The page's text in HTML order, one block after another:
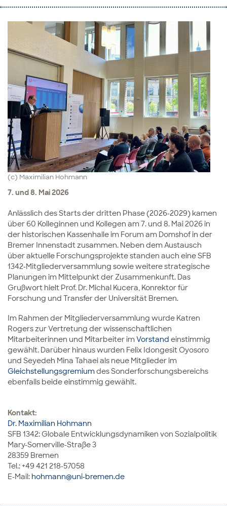
(c) Maximilian Hohmann
7. und 8. Mai 2026
Anlässlich des Starts der dritten Phase (2026-2029) kamen
über 60 Kolleginnen und Kollegen am 7. und 8. Mai 2026 in
der historischen Kassenhalle im Forum am Domshof in der
Bremer Innenstadt zusammen. Neben dem Austausch
über aktuelle Forschungsprojekte standen auch eine SFB
1342-Mitgliederversammlung sowie weitere strategische
Planungen im Mittelpunkt der Zusammenkunft. Das
Grußwort hielt Prof. Dr. Michal Kucera, Konrektor für
Forschung und Transfer der Universität Bremen.
Im Rahmen der Mitgliederversammlung wurde Katren
Rogers zur Vertretung der wissenschaftlichen
Mitarbeiterinnen und Mitarbeiter im Vorstand einstimmig
gewählt. Darüber hinaus wurden Felix Idongesit Oyosoro
und Seyedeh Mina Tahaei als neue Mitglieder im
Gleichstellungsgremiumdes Sonderforschungsbereichs
ebenfalls beide einstimmig gewählt.
Kontakt:
Dr. Maximilian Hohmann
SFB 1342: Globale Entwicklungsdynamiken von Sozialpolitik
Mary-Somerville-Straße 3
28359 Bremen
Tel.: +49 421 218-57058
E-Mail: hohmann@uni-bremen.de